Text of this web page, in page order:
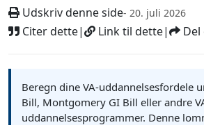
Udskriv denne side- 20. juli 2026
Citer dette| Link til dette|
Beregn dine VA-uddannelsesfordele
Bill, Montgomery GI Bill eller andre
uddannelsesprogrammer. Denne